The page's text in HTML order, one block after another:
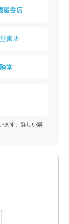
屋書店
書店
堂
ます。詳しい購